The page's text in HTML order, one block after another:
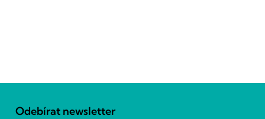
Odebírat newsletter